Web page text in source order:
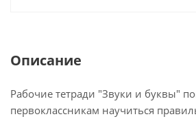
Описание
Рабочие тетради "Звуки и буквы"
первоклассникам научиться